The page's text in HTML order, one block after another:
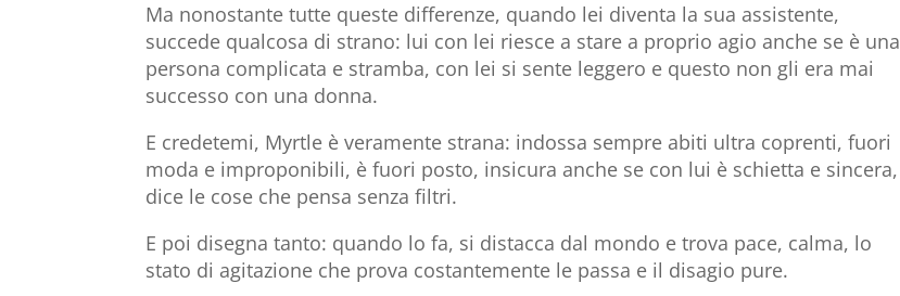
Ma nonostante tutte queste differenze, quando lei diventa la sua assistente,
succede qualcosa di strano: lui con lei riesce a stare a proprio agio anche se è una
persona complicata e stramba, con lei si sente leggero e questo non gli era mai
successo con una donna.
E credetemi, Myrtle è veramente strana: indossa sempre abiti ultra coprenti, fuori
moda e improponibili, è fuori posto, insicura anche se con lui è schietta e sincera,
dice le cose che pensa senza filtri.
E poi disegna tanto: quando lo fa, si distacca dal mondo e trova pace, calma, lo
stato di agitazione che prova costantemente le passa e il disagio pure.